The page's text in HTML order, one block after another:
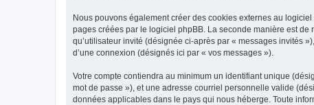
Nous pouvons également créer des cookies externes au
pages créées par le logiciel phpBB. La seconde manière est de
qu’utilisateur invité (désignée ci-après par « messages invités
d’une connexion (désignés ici par « vos messages »).
Votre compte contiendra au minimum un identifiant unique
mot de passe »), et une adresse courriel personnelle valide
données applicables dans le pays qui nous héberge. Toute